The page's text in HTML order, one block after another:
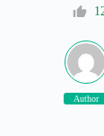
Author